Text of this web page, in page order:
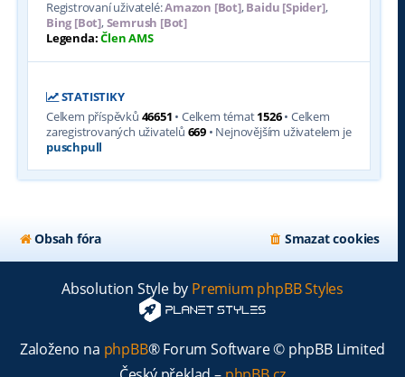
Registrovaní uživatelé:Amazon [Bot],Baidu [Spider],
Bing [Bot],Semrush [Bot]
Legenda:Člen AMS
STATISTIKY
Celkem příspěvků 46651 • Celkem témat1526• Celkem
zaregistrovaných uživatelů 669 • Nejnovějším uživatelem je
puschpull
Obsah fóra Smazat cookies
Absolution Style by Premium phpBB Styles
Založeno na phpBB® Forum Software © phpBB Limited